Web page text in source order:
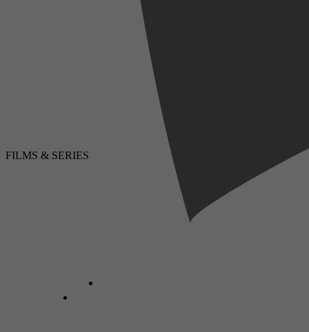
FILMS & SERIES